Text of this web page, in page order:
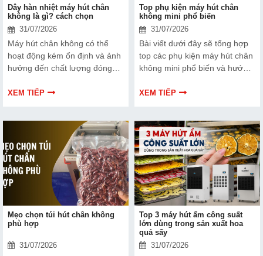
Dây hàn nhiệt máy hút chân
không là gì? cách chọn
31/07/2026
Máy hút chân không có thể
hoạt động kém ổn định và ảnh
hưởng đến chất lượng đóng
Bài viết dưới đây sẽ giúp bạn
XEM TIẾP
Top phụ kiện máy hút chân
không mini phổ biến
31/07/2026
Bài viết dưới đây sẽ tổng hợp
top các phụ kiện máy hút chân
không mini phổ biến và hướng
chuẩn kỹ thuật ngay tại nhà.
XEM TIẾP
Mẹo chọn túi hút chân không
phù hợp
31/07/2026
Top 3 máy hút ẩm công suất
lớn dùng trong sản xuất hoa
quả sấy
31/07/2026